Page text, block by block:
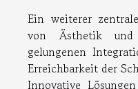
Ein weiterer
von Ästhetik und
gelungenen
Erreichbarkeit der
Innovative